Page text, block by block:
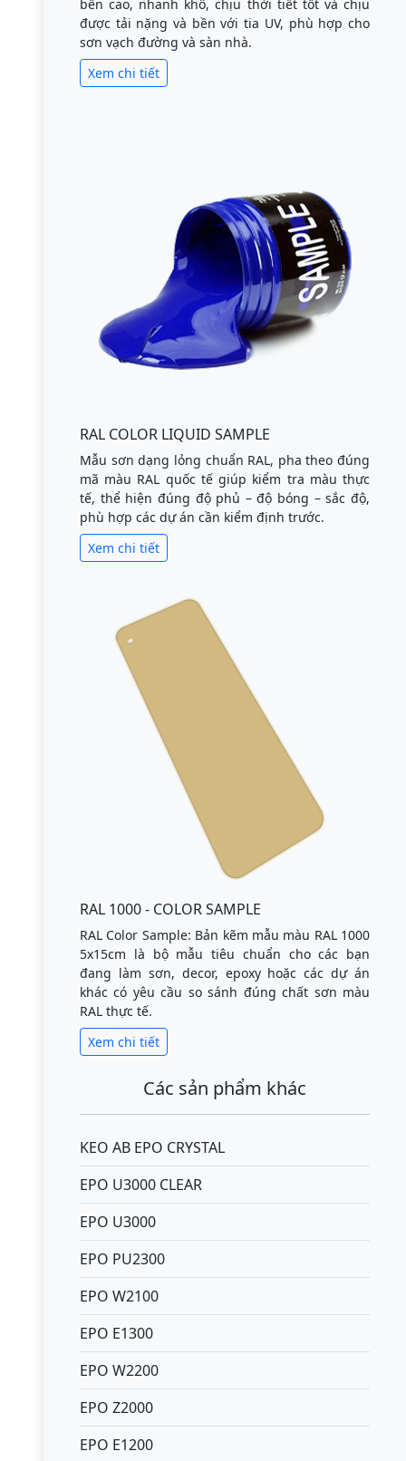
bền cao, nhanh khô, chịu thời tiết tốt và chịu
được tải nặng và bền với tia UV, phù hợp cho
sơn vạch đường và sàn nhà.
Xem chi tiết
RAL COLOR LIQUID SAMPLE
Mẫu sơn dạng lỏng chuẩn RAL, pha theo đúng
mã màu RAL quốc tế giúp kiểm tra màu thực
tế, thể hiện đúng độ phủ – độ bóng – sắc độ,
phù hợp các dự án cần kiểm định trước.
Xem chi tiết
RAL 1000 - COLOR SAMPLE
RAL Color Sample: Bản kẽm mẫu màu RAL 1000
5x15cm là bộ mẫu tiêu chuẩn cho các bạn
đang làm sơn, decor, epoxy hoặc các dự án
khác có yêu cầu so sánh đúng chất sơn màu
RAL thực tế.
Xem chi tiết
Các sản phẩm khác
KEO AB EPO CRYSTAL
EPO U3000 CLEAR
EPO U3000
EPO PU2300
EPO W2100
EPO E1300
EPO W2200
EPO Z2000
EPO E1200